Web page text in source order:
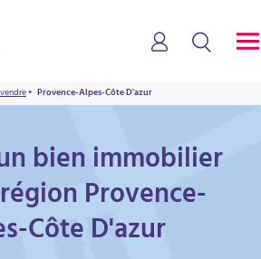
• Provence-Alpes-Côte D'azur
bien immobilier
Provence-
Côte D'azur